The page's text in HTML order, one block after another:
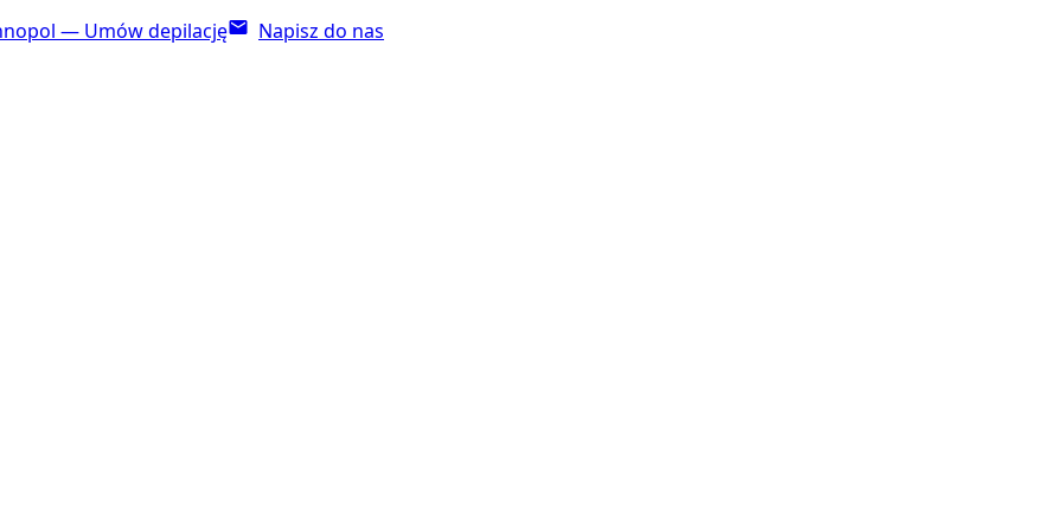
— Umów depilację
Napisz do nas